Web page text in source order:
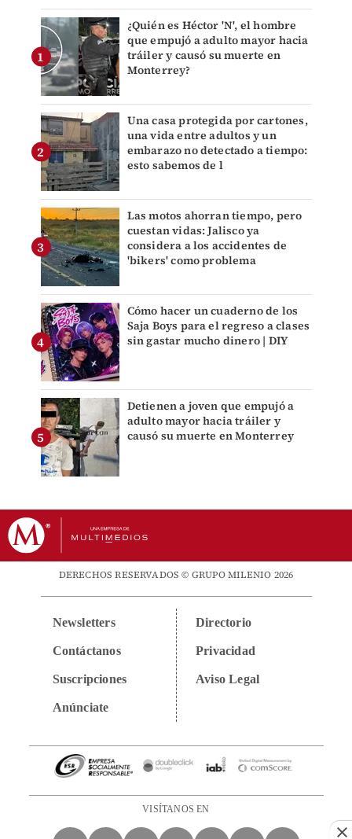
¿Quién es Héctor 'N', el hombre
que empujó a adulto mayor hacia
tráiler y causó su muerte en
Monterrey?
Una casa protegida por cartones,
una vida entre adultos y un
embarazo no detectado a tiempo:
esto sabemos de l
Las motos ahorran tiempo, pero
cuestan vidas: Jalisco ya
considera a los accidentes de
'bikers' como problema
Cómo hacer un cuaderno de los
Saja Boys para el regreso a clases
sin gastar mucho dinero | DIY
Detienen a joven que empujó a
adulto mayor hacia tráiler y
causó su muerte en Monterrey
DERECHOS RESERVADOS © GRUPO MILENIO 2026
Newsletters
Contáctanos
Suscripciones
Anúnciate
Directorio
Privacidad
Aviso Legal
VISÍTANOS EN